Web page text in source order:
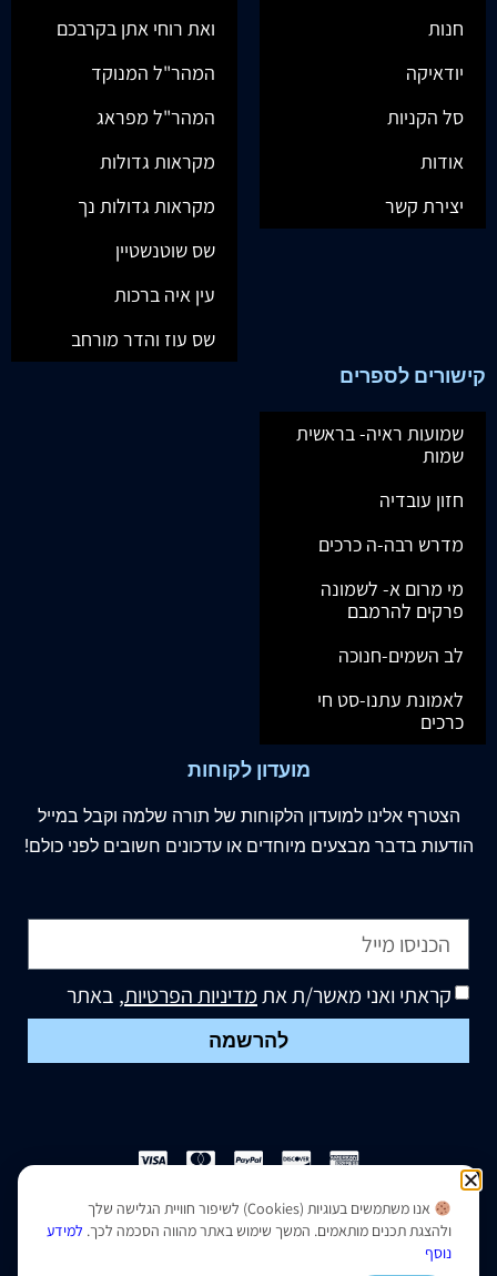
חנות
יודאיקה
סל הקניות
אודות
יצירת קשר
ואת רוחי אתן בקרבכם
המהר"ל המנוקד
המהר"ל מפראג
מקראות גדולות
מקראות גדולות נך
שס שוטנשטיין
עין איה ברכות
שס עוז והדר מורחב
קישורים לספרים
שמועות ראיה- בראשית
שמות
חזון עובדיה
מדרש רבה-ה כרכים
מי מרום א- לשמונה
פרקים להרמבם
לב השמים-חנוכה
לאמונת עתנו-סט חי
כרכים
מועדון לקוחות
הצטרף אלינו למועדון הלקוחות של תורה שלמה וקבל במייל
הודעות בדבר מבצעים מיוחדים או עדכונים חשובים לפני כולם!
קראתי ואני מאשר/ת אתמדיניות הפרטיות, באתר
להרשמה
הצהרת נגישות|מדיניות פרטיות
אנו משתמשים בעוגיות (Cookies) לשיפור חוויית הגלישה שלך
ולהצגת תכנים מותאמים. המשך שימוש באתר מהווה הסכמה לכך. למידע
נוסף